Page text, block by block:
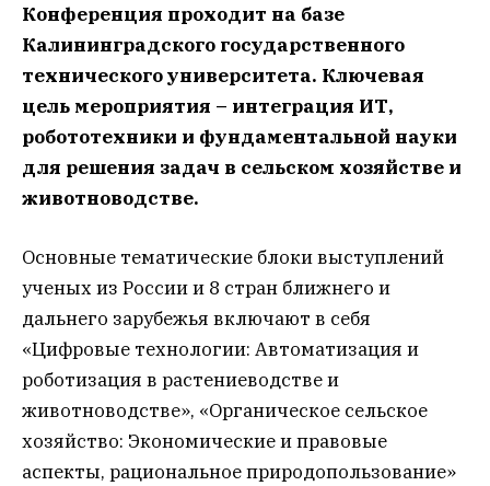
Конференция проходит на базе
Калининградского государственного
технического университета. Ключевая
цель мероприятия – интеграция ИТ,
робототехники и фундаментальной науки
для решения задач в сельском хозяйстве и
животноводстве.
Основные тематические блоки выступлений
ученых из России и 8 стран ближнего и
дальнего зарубежья включают в себя
«Цифровые технологии: Автоматизация и
роботизация в растениеводстве и
животноводстве», «Органическое сельское
хозяйство: Экономические и правовые
аспекты, рациональное природопользование»